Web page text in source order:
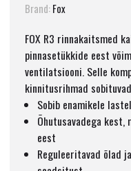
Brand:Fox
FOX R3 rinnakaitsmed
pinnasetükkide eest
ventilatsiooni. Selle
kinnitusrihmad
Sobib enamikele
Õhutusavadega
eest
Reguleeritavad õlad